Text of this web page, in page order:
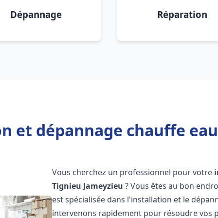
Dépannage Réparation
et dépannage chauffe
Vous cherchez un professionnel pour votre
Tignieu Jameyzieu ? Vous êtes au bon
est spécialisée dans l'installation et le
intervenons rapidement pour résoudre vos